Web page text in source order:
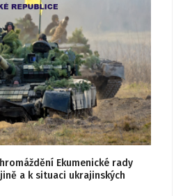
Ekumenické rady
a k situaci ukrajinských